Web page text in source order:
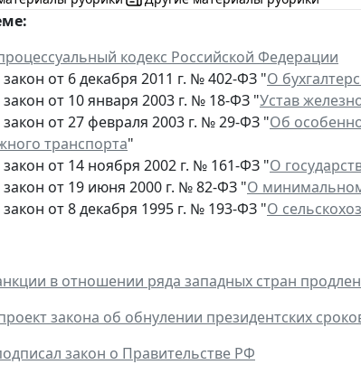
кодекс Российской Федерации
от 6 декабря 2011 г. № 402-ФЗ "О
от 10 января 2003 г. № 18-ФЗ "Устав
от 27 февраля 2003 г. № 29-ФЗ "Об
транспорта"
от 14 ноября 2002 г. № 161-ФЗ "О
от 19 июня 2000 г. № 82-ФЗ "О
от 8 декабря 1995 г. № 193-ФЗ "О
в отношении ряда западных стран
закона об обнулении президентских
закон о Правительстве РФ